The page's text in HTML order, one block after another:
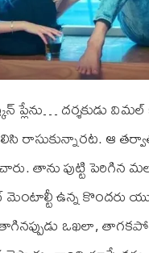
ప్లేను… దర్శకుడు
రాసుకున్నారట. ఆ
తాను పుట్టి పెరిగిన
ఉన్న కొందరు
ఒఖలా,